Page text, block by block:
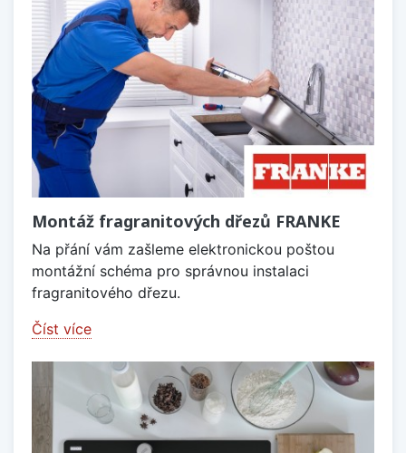
Montáž fragranitových dřezů FRANKE
Na přání vám zašleme elektronickou poštou
montážní schéma pro správnou instalaci
fragranitového dřezu.
Číst více